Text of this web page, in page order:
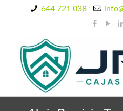
644 721 038